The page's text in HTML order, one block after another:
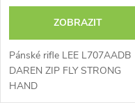
ZOBRAZIT
Pánské rifle LEE L707AADB
DAREN ZIP FLY STRONG
HAND